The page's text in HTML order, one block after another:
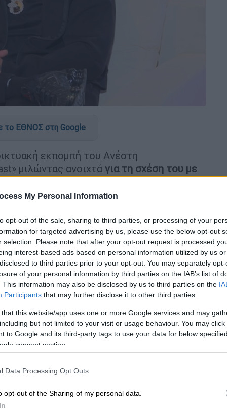
My Personal Information
opt-out of the sale, sharing to third parties, or processing of your
for targeted advertising by us, please use the below opt-out
selection. Please note that after your opt-out request is processed
interest-based ads based on personal information utilized by us
to third parties prior to your opt-out. You may separately
of your personal information by third parties on the IAB’s list of
This information may also be disclosed by us to third parties on the
Participants that may further disclose it to other third parties.
that this website/app uses one or more Google services and may
but not limited to your visit or usage behaviour. You may
to Google and its third-party tags to use your data for below
consent section.
Data Processing Opt Outs
opt-out of the Sharing of my personal data.
το ΕΘΝΟΣ στη Google
εκπομπή του Ανέστη
μιλώντας ανοιχτά για τη σχέση του με
σκέψεις του για την πολιτική.
για την υπόθεση revenge porn της
στο δικαστήριο
μεταξύ τους είναι «αγεφύρωτο» και
περισσότερο στο θέμα. «
αγεφύρωτο το χάσμα. Δεν ξέρω ρε
έξω. Και ας πω την αλήθεια, δεν θέλω
προσθέτοντας πως η